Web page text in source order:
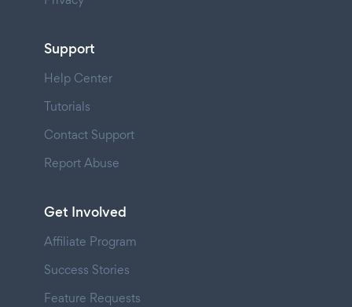
Support
Help Center
Tutorials
Contact Support
Report Abuse
Get Involved
Affiliate Program
Success Stories
Feature Requests